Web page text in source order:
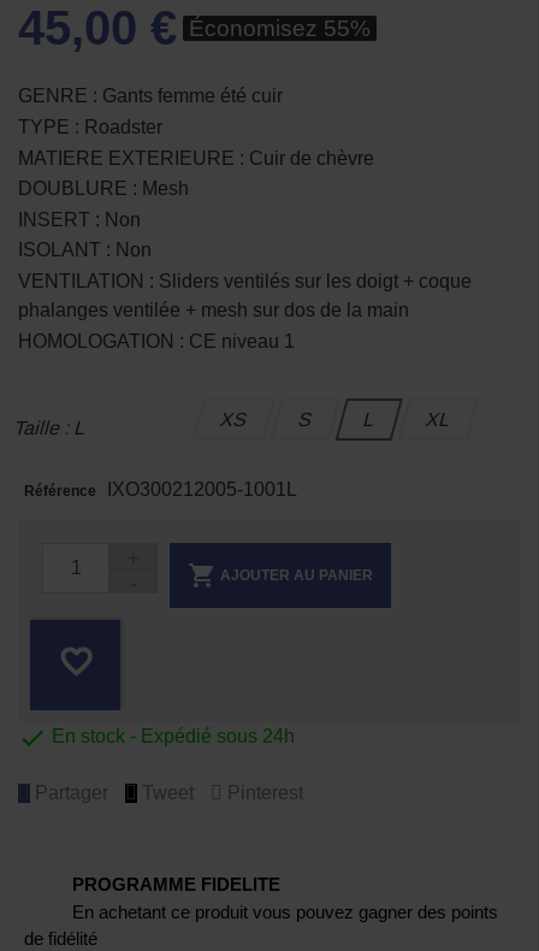
45,00 € Économisez 55%
GENRE : Gants femme été cuir
TYPE : Roadster
MATIERE EXTERIEURE : Cuir de chèvre
DOUBLURE : Mesh
INSERT : Non
ISOLANT : Non
VENTILATION : Sliders ventilés sur les doigt + coque
phalanges ventilée + mesh sur dos de la main
HOMOLOGATION : CE niveau 1
Taille : L XS S L XL
Référence IXO300212005-1001L
 AJOUTER AU PANIER
favorite_border
 En stock - Expédié sous 24h
Partager Tweet Pinterest
PROGRAMME FIDELITE
En achetant ce produit vous pouvez gagner des points
de fidélité